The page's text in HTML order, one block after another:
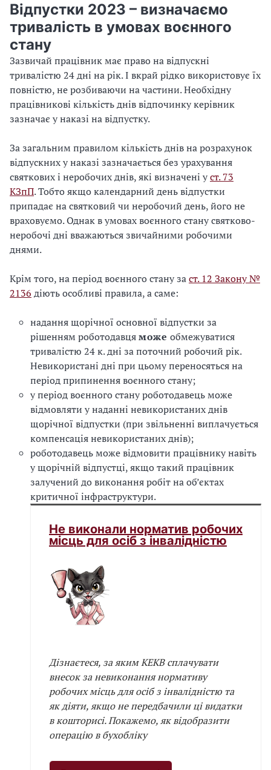
Відпустки 2023 – визначаємо
тривалість в умовах воєнного
стану
Зазвичай працівник має право на відпускні
тривалістю 24 дні на рік. І вкрай рідко використовує їх
повністю, не розбиваючи на частини. Необхідну
працівникові кількість днів відпочинку керівник
зазначає у наказі на відпустку.
За загальним правилом кількість днів на розрахунок
відпускних у наказі зазначається без урахування
святкових і неробочих днів, які визначені уст. 73
КЗпП. Тобто якщо календарний день відпустки
припадає на святковий чи неробочий день, його не
враховуємо. Однак в умовах воєнного стану святково-
неробочі дні вважаються звичайними робочими
днями.
Крім того, на період воєнного стану заст. 12 Закону №
2136 діють особливі правила, а саме:
надання щорічної основної відпустки за
рішенням роботодавцяможе обмежуватися
тривалістю 24 к. дні за поточний робочий рік.
Невикористані дні при цьому переносяться на
період припинення воєнного стану;
у період воєнного стану роботодавець може
відмовляти у наданні невикористаних днів
щорічної відпустки (при звільненні виплачується
компенсація невикористаних днів);
роботодавець може відмовити працівнику навіть
у щорічній відпустці, якщо такий працівник
залучений до виконання робіт на об’єктах
критичної інфраструктури.
Не виконали норматив робочих
місць для осіб з інвалідністю
Дізнаєтеся, за яким КЕКВ сплачувати
внесок за невиконання нормативу
робочих місць для осіб з інвалідністю та
як діяти, якщо не передбачили ці видатки
в кошторисі. Покажемо, як відобразити
операцію в бухобліку